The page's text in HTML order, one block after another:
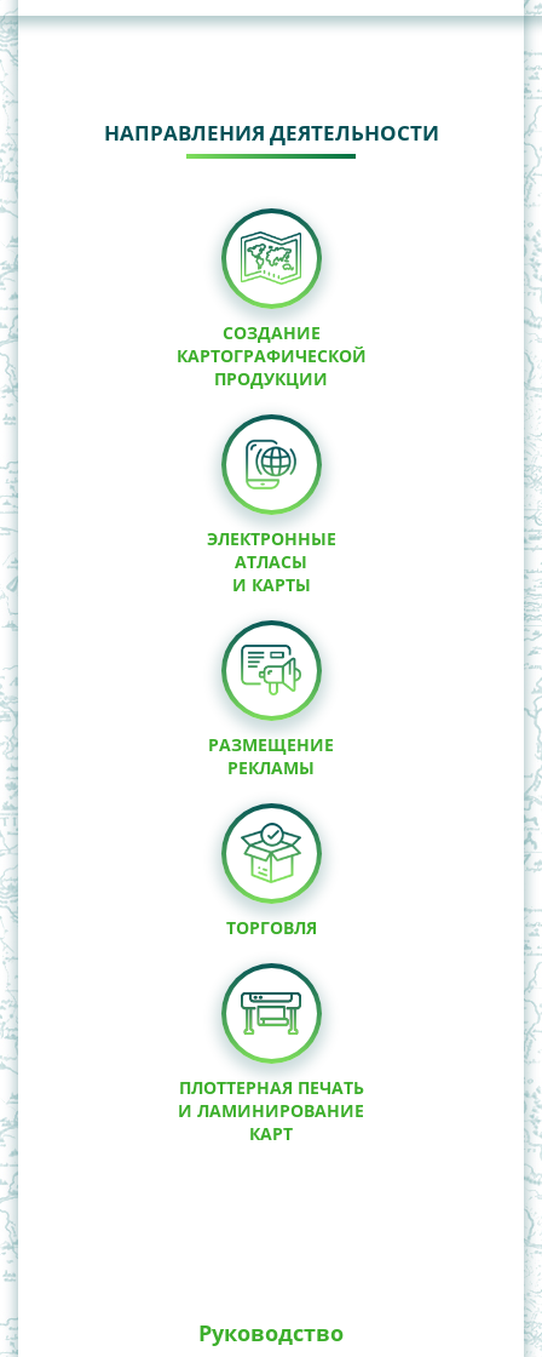
НАПРАВЛЕНИЯ ДЕЯТЕЛЬНОСТИ
СОЗДАНИЕ
КАРТОГРАФИЧЕСКОЙ
ПРОДУКЦИИ
ЭЛЕКТРОННЫЕ
АТЛАСЫ
И КАРТЫ
РАЗМЕЩЕНИЕ
РЕКЛАМЫ
ТОРГОВЛЯ
ПЛОТТЕРНАЯ ПЕЧАТЬ
И ЛАМИНИРОВАНИЕ
КАРТ
Руководство